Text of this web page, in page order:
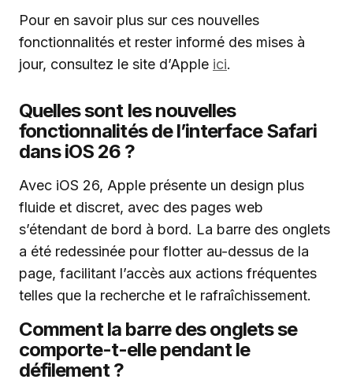
Pour en savoir plus sur ces nouvelles
fonctionnalités et rester informé des mises à
jour, consultez le site d’Apple ici.
Quelles sont les nouvelles
fonctionnalités de l’interface Safari
dans iOS 26 ?
Avec iOS 26, Apple présente un design plus
fluide et discret, avec des pages web
s’étendant de bord à bord. La barre des onglets
a été redessinée pour flotter au-dessus de la
page, facilitant l’accès aux actions fréquentes
telles que la recherche et le rafraîchissement.
Comment la barre des onglets se
comporte-t-elle pendant le
défilement ?